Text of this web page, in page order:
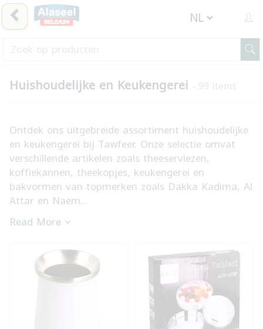
Huishoudelijke en Keukengerei - 99 items
Ontdek ons uitgebreide assortiment huishoudelijke
en keukengerei bij Tawfeer. Onze selectie omvat
verschillende artikelen zoals theeserviezen,
koffiekannen, theekopjes, keukengerei en
bakvormen van topmerken zoals Dakka Kadima, Al
Attar en Naem...
Read More